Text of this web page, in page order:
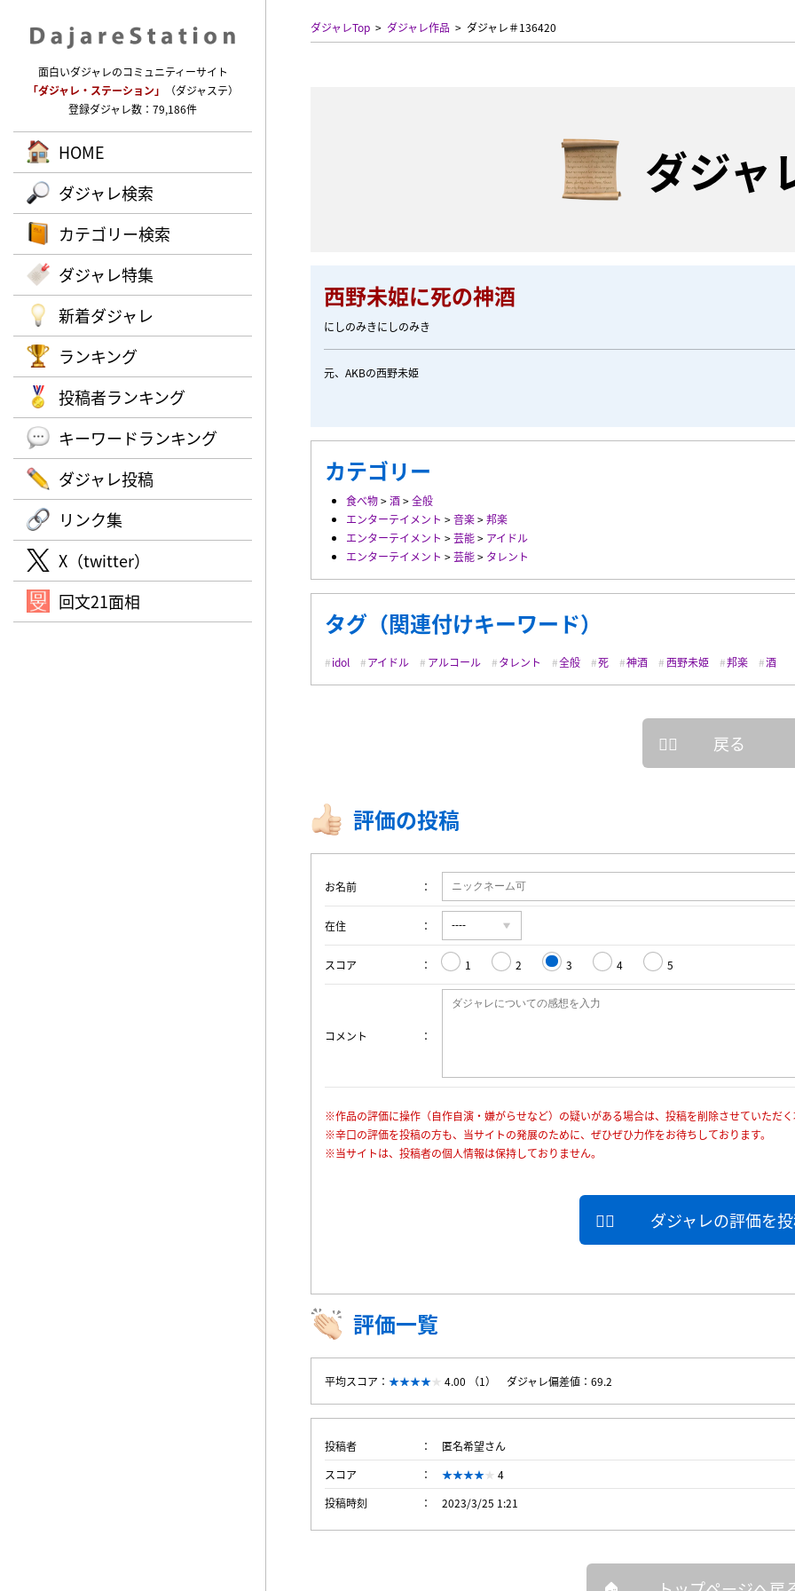
面白いダジャレのコミュニティーサイト
「ダジャレ・ステーション」
（ダジャステ）
登録ダジャレ数：79,186件
HOME
ダジャレ検索
カテゴリー検索
ダジャレ特集
新着ダジャレ
ランキング
投稿者ランキング
キーワードランキング
ダジャレ投稿
リンク集
X（twitter）
回文21面相
ダジャレTop ダジャレ作品 ダジャレ＃136420
ダジャ
西野未姫に死の神酒
にしのみきにしのみき
元、AKBの西野未姫
カテゴリー
食べ物>酒>全般
エンターテイメント >音楽>邦楽
エンターテイメント >芸能> アイドル
エンターテイメント >芸能> タレント
タグ（関連付けキーワード）
idol アイドル アルコール タレント 全般 死 神酒 西野未姫 邦楽 酒
戻る
評価の投稿
お名前
在住
スコア 1 2 3 4 5
コメント
※作品の評価に操作（自作自演・嫌がらせなど）の疑いがある場合は、投稿を削除させていただ
※辛口の評価を投稿の方も、当サイトの発展のために、ぜひぜひ力作をお待ちしております。
※当サイトは、投稿者の個人情報は保持しておりません。
ダジャレの評価を
評価一覧
平均スコア： 4.00 （1） ダジャレ偏差値：69.2
投稿者
匿名希望さん
スコア
4
投稿時刻
2023/3/25 1:21